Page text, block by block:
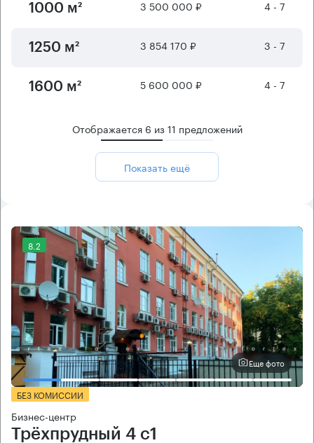
1000 м² 3 500 000 ₽ 4 - 7
1250 м² 3 854 170 ₽ 3 - 7
1600 м² 5 600 000 ₽ 4 - 7
Отображается 6 из11 предложений
Показать ещё
8.2
Еще фото
БЕЗ КОМИССИИ
Бизнес-центр
Трёхпрудный 4 с1